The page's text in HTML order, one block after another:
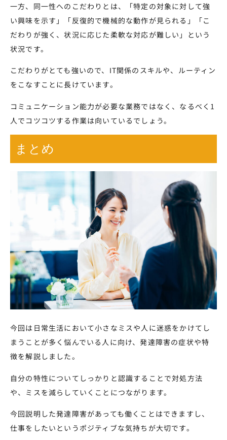
一方、同一性へのこだわりとは、「特定の対象に対して強
い興味を示す」「反復的で機械的な動作が見られる」「こ
だわりが強く、状況に応じた柔軟な対応が難しい」という
状況です。
こだわりがとても強いので、IT関係のスキルや、ルーティン
をこなすことに長けています。
コミュニケーション能力が必要な業務ではなく、なるべく1
人でコツコツする作業は向いているでしょう。
まとめ
今回は日常生活において小さなミスや人に迷惑をかけてし
まうことが多く悩んでいる人に向け、発達障害の症状や特
徴を解説しました。
自分の特性についてしっかりと認識することで対処方法
や、ミスを減らしていくことにつながります。
今回説明した発達障害があっても働くことはできますし、
仕事をしたいというポジティブな気持ちが大切です。